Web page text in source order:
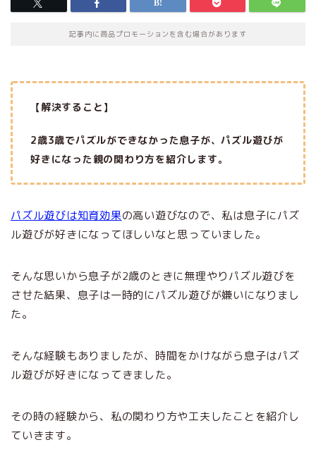
記事内に商品プロモーションを含む場合があります
【解決すること】
2歳3歳でパズルができなかった息子が、パズル遊びが
好きになった親の関わり方を紹介します。
パズル遊びは知育効果の高い遊びなので、私は息子にパズ
ル遊びが好きになってほしいなと思っていました。
そんな思いから息子が2歳のときに無理やりパズル遊びを
させた結果、息子は一時的にパズル遊びが嫌いになりまし
た。
そんな経験もありましたが、時間をかけながら息子はパズ
ル遊びが好きになってきました。
その時の経験から、私の関わり方や工夫したことを紹介し
ていきます。